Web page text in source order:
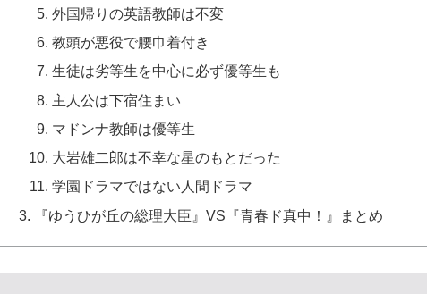
外国帰りの英語教師は不変
教頭が悪役で腰巾着付き
生徒は劣等生を中心に必ず優等生も
主人公は下宿住まい
マドンナ教師は優等生
大岩雄二郎は不幸な星のもとだった
学園ドラマではない人間ドラマ
『ゆうひが丘の総理大臣』VS『青春ド真中！』まとめ